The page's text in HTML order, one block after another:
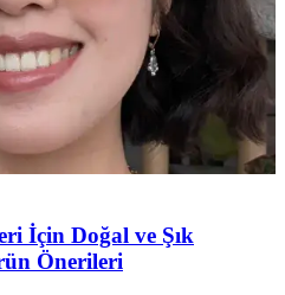
İçin Doğal ve Şık
Önerileri